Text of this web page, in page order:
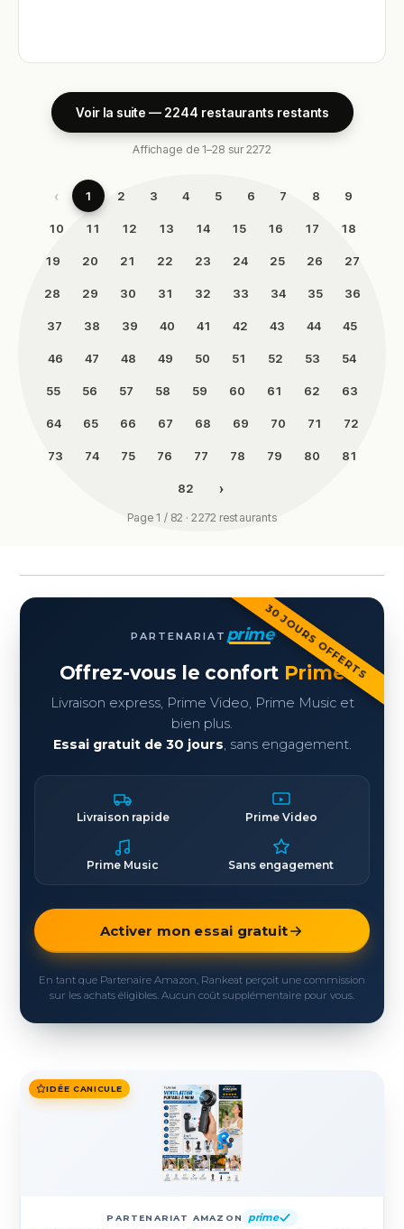
Voir la suite — 2244 restaurants restants
Affichage de 1–28 sur 2272
‹ 1 2 3 4 5 6 7 8 9
10 11 12 13 14 15 16 17 18
19 20 21 22 23 24 25 26 27
28 29 30 31 32 33 34 35 36
37 38 39 40 41 42 43 44 45
46 47 48 49 50 51 52 53 54
55 56 57 58 59 60 61 62 63
64 65 66 67 68 69 70 71 72
73 74 75 76 77 78 79 80 81
82 ›
Page 1 / 82 · 2272 restaurants
30 JOURS OFFERTS
PARTENARIAT prime
Offrez-vous le confort Prime
Livraison express, Prime Video, Prime Music et
bien plus.
Essai gratuit de 30 jours, sans engagement.
Livraison rapide Prime Video
Prime Music Sans engagement
Activer mon essai gratuit
En tant que Partenaire Amazon, Rankeat perçoit une commission
sur les achats éligibles. Aucun coût supplémentaire pour vous.
IDÉE CANICULE
PARTENARIAT AMAZON prime